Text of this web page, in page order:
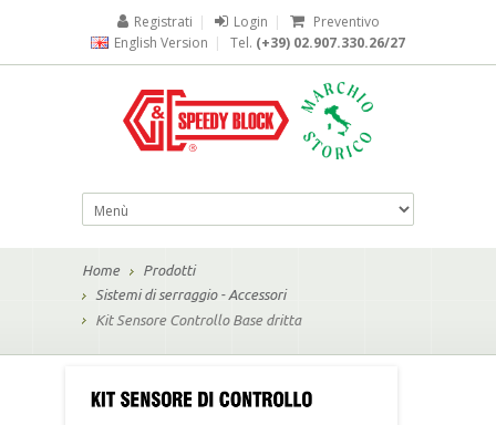
Registrati | Login |
Preventivo
English Version | Tel. (+39) 02.907.330.26/27
Home
Prodotti
Sistemi di serraggio - Accessori
Kit Sensore Controllo Base dritta